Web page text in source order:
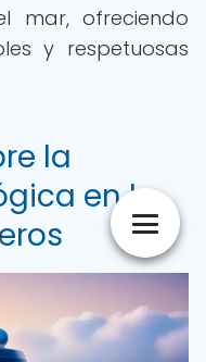
mar, ofreciendo
y respetuosas
la
en la